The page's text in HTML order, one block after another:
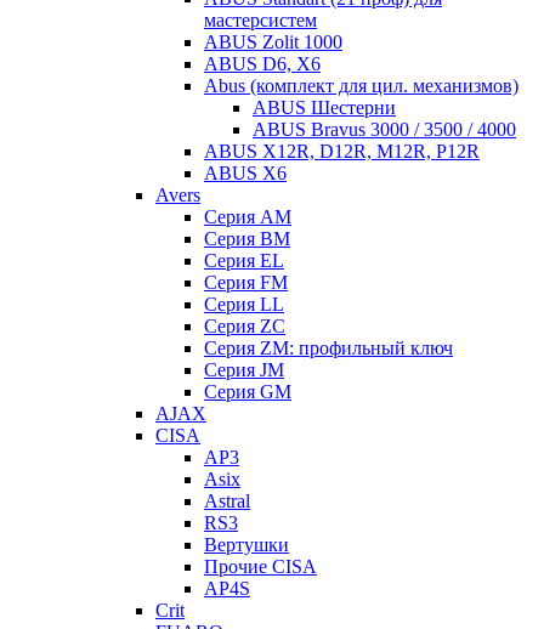
мастерсистем
ABUS Zolit 1000
ABUS D6, X6
Abus (комплект для цил. механизмов)
ABUS Шестерни
ABUS Bravus 3000 / 3500 / 4000
ABUS X12R, D12R, M12R, P12R
ABUS X6
Avers
Серия AM
Серия BM
Серия EL
Серия FM
Серия LL
Серия ZC
Серия ZM: профильный ключ
Серия JM
Серия GM
AJAX
CISA
AP3
Asix
Astral
RS3
Вертушки
Прочие CISA
AP4S
Crit